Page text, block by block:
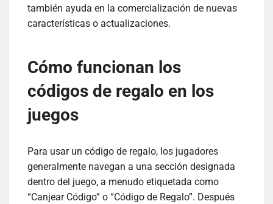
también ayuda en la comercialización de nuevas
características o actualizaciones.
Cómo funcionan los
códigos de regalo en los
juegos
Para usar un código de regalo, los jugadores
generalmente navegan a una sección designada
dentro del juego, a menudo etiquetada como
“Canjear Código” o “Código de Regalo”. Después